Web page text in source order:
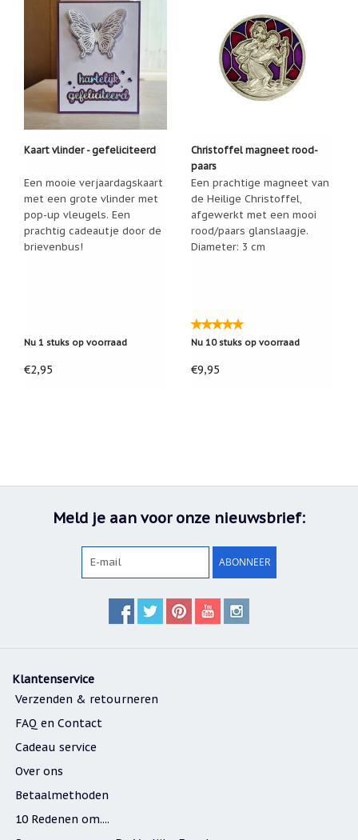
spiritualiteit
3
termijnen!
Verhuizingsuitverkoop
nodig
het
vinden
van
een
cadeautje?
Engel
Kaart vlinder - gefeliciteerd
Een mooie verjaardagskaart
met een grote vlinder met
pop-up vleugels. Een
prachtig cadeautje door de
brievenbus!
Nu 1 stuks op voorraad
€2,95
Christoffel magneet rood-
paars
Een prachtige magneet van
de Heilige Christoffel,
afgewerkt met een mooi
rood/paars glanslaagje.
Diameter: 3 cm
Nu 10 stuks op voorraad
€9,95
Meld je aan voor onze nieuwsbrief:
ABONNEER
Klantenservice
Verzenden & retourneren
FAQ en Contact
Cadeau service
Over ons
Betaalmethoden
10 Redenen om....